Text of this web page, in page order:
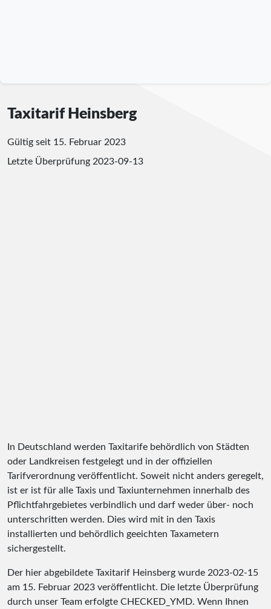
Taxitarif Heinsberg
Gültig seit 15. Februar 2023
Letzte Überprüfung 2023-09-13
In Deutschland werden Taxitarife behördlich von Städten
oder Landkreisen festgelegt und in der offiziellen
Tarifverordnung veröffentlicht. Soweit nicht anders geregelt,
ist er ist für alle Taxis und Taxiunternehmen innerhalb des
Pflichtfahrgebietes verbindlich und darf weder über- noch
unterschritten werden. Dies wird mit in den Taxis
installierten und behördlich geeichten Taxametern
sichergestellt.
Der hier abgebildete Taxitarif Heinsberg wurde 2023-02-15
am 15. Februar 2023 veröffentlicht. Die letzte Überprüfung
durch unser Team erfolgte CHECKED_YMD. Wenn Ihnen